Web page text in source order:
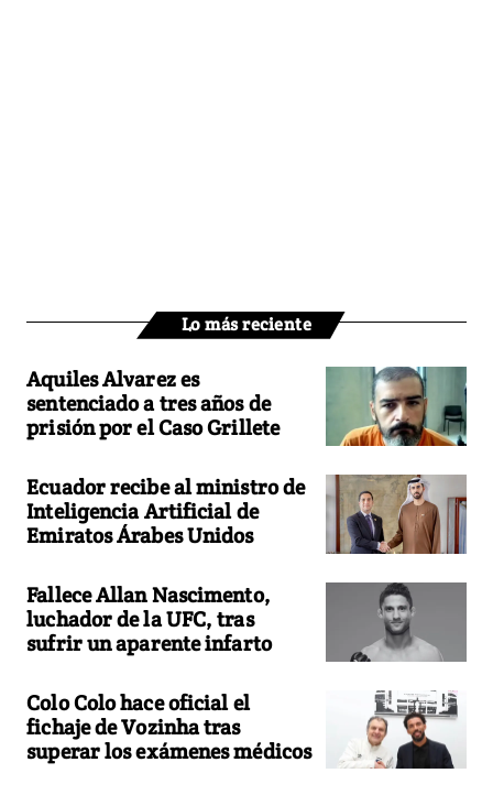
Lo más reciente
Aquiles Alvarez es
sentenciado a tres años de
prisión por el Caso Grillete
Ecuador recibe al ministro de
Inteligencia Artificial de
Emiratos Árabes Unidos
Fallece Allan Nascimento,
luchador de la UFC, tras
sufrir un aparente infarto
Colo Colo hace oficial el
fichaje de Vozinha tras
superar los exámenes médicos